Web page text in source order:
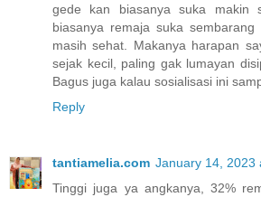
gede kan biasanya suka makin
biasanya remaja suka
masih sehat. Makanya harapan
sejak kecil, paling gak lumayan
Bagus juga kalau sosialisasi ini
Reply
tantiamelia.com January 14, 2023
Tinggi juga ya angkanya, 32%